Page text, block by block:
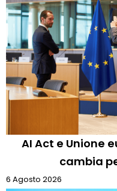
AI Act e Unione
cambia
6 Agosto 2026